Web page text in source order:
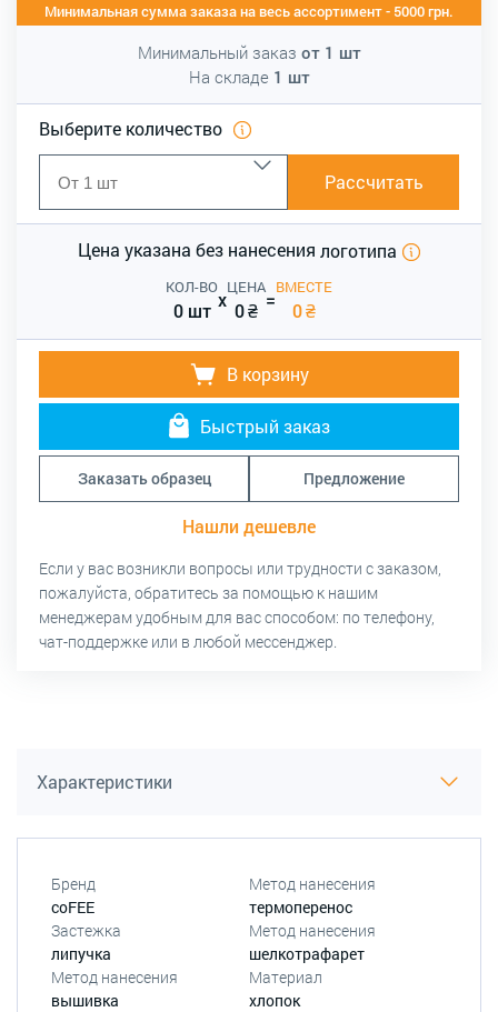
Минимальная сумма заказа на весь ассортимент - 5000 грн.
Минимальный заказ от 1 шт
На складе 1 шт
Выберите количество
Рассчитать
Цена указана без нанесения логотипа
КОЛ-ВО
0 шт x
ЦЕНА
0₴ =
ВМЕСТЕ
0₴
В корзину
Быстрый заказ
Заказать образец Предложение
Нашли дешевле
Если у вас возникли вопросы или трудности с заказом,
пожалуйста, обратитесь за помощью к нашим
менеджерам удобным для вас способом: по телефону,
чат-поддержке или в любой мессенджер.
Характеристики
Бренд
coFEE
Метод нанесения
термоперенос
Застежка
липучка
Метод нанесения
шелкотрафарет
Метод нанесения
вышивка
Материал
хлопок